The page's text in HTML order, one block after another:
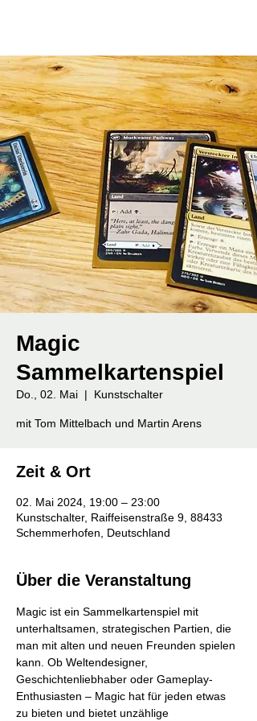
Magic
Sammelkartenspiel
Do., 02. Mai
  |
Kunstschalter
mit Tom Mittelbach und Martin Arens
Zeit & Ort
02. Mai 2024, 19:00 – 23:00
Kunstschalter, Raiffeisenstraße 9, 88433
Schemmerhofen, Deutschland
Über die Veranstaltung
Magic ist ein Sammelkartenspiel mit
unterhaltsamen, strategischen Partien, die
man mit alten und neuen Freunden spielen
kann. Ob Weltendesigner,
Geschichtenliebhaber oder Gameplay-
Enthusiasten – Magic hat für jeden etwas
zu bieten und bietet unzählige